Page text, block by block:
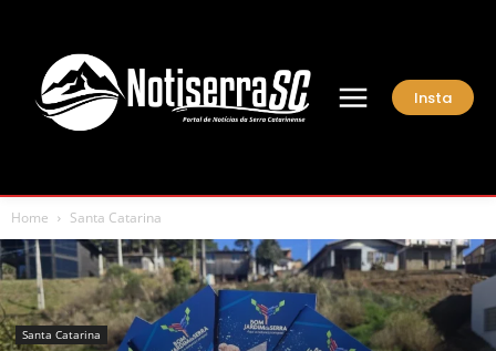
Insta
Home Santa Catarina
Santa Catarina